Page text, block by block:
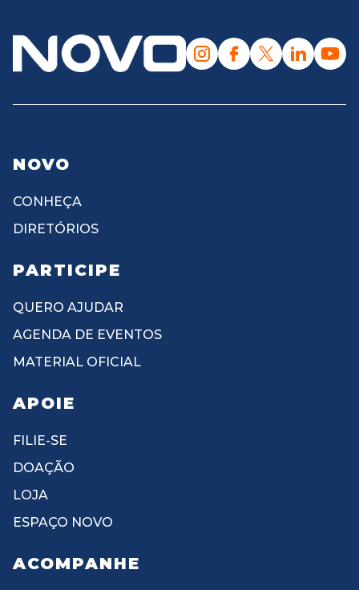
NOVO
CONHEÇA
DIRETÓRIOS
PARTICIPE
QUERO AJUDAR
AGENDA DE EVENTOS
MATERIAL OFICIAL
APOIE
FILIE-SE
DOAÇÃO
LOJA
ESPAÇO NOVO
ACOMPANHE